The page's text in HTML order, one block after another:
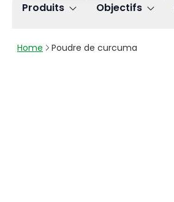
Produits Objectifs
Home Poudre de curcuma